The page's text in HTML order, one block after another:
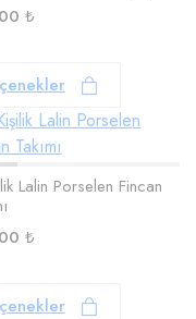
₺
Lalin Porselen Fincan
₺